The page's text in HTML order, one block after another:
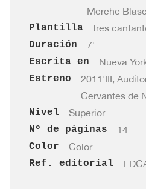
Merche
Plantilla
tres
Duración
7'
Escrita en
Nueva
Estreno
2011'III,
Cervantes de
Nivel
Superior
Nº de páginas
14
Color
Color
Ref. editorial